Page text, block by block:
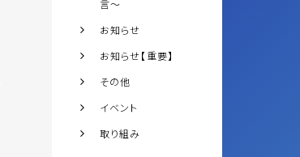
言～
お知らせ
お知らせ【重要】
その他
イベント
取り組み